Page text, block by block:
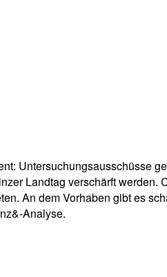
Untersuchungsausschüsse
Landtag verschärft
An dem Vorhaben gibt es
Analyse.